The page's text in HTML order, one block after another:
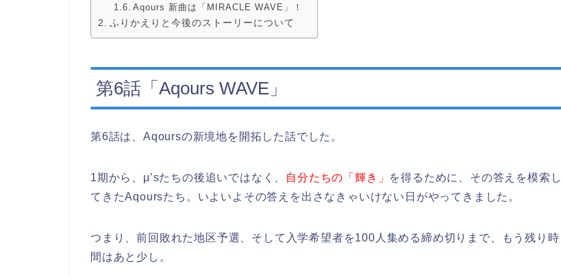
Aqours 新曲は「MIRACLE WAVE」！
ふりかえりと今後のストーリーについて
第6話「Aqours WAVE」
第6話は、Aqoursの新境地を開拓した話でした。
1期から、μ’sたちの後追いではなく、 自分たちの「輝き」 を得るために、その答えを模索し
てきたAqoursたち。いよいよその答えを出さなきゃいけない日がやってきました。
つまり、前回敗れた地区予選、そして入学希望者を100人集める締め切りまで、もう残り時
間はあと少し。